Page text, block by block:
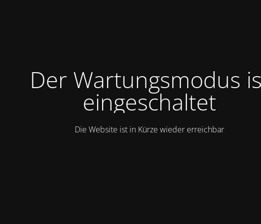
Der Wartungsmodus
eingeschaltet
Die Website ist in Kürze wieder erreichbar